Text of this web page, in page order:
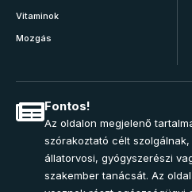
Vitaminok
Mozgás
Fontos!
Az oldalon megjelenő
szórakoztató célt
állatorvosi, gyógyszerészi
szakember tanácsát. Az